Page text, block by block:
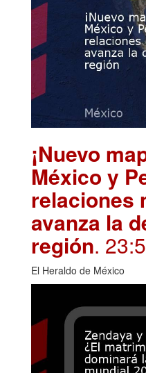
¡Nuevo
México y
relaciones
avanza la
región.
El Heraldo de México